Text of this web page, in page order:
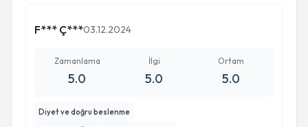
F*** Ç***03.12.2024
Zamanlama
5.0
İlgi
5.0
Ortam
5.0
Diyet ve doğru beslenme